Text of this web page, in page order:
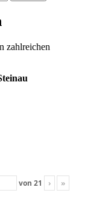
zahlreichen
von 21 › »